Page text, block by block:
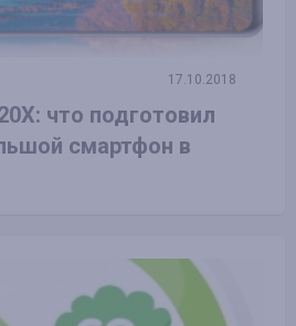
17.10.2018
что подготовил
смартфон в